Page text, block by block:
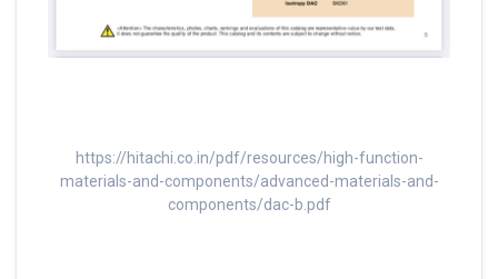
https://hitachi.co.in/pdf/resources/high-function-
materials-and-components/advanced-materials-and-
components/dac-b.pdf